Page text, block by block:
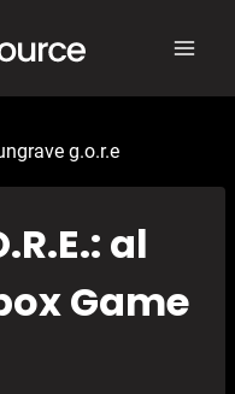
g.o.r.e
al
Game